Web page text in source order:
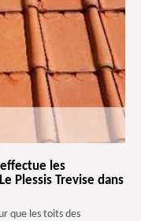
les
Plessis Trevise dans
que les toits des